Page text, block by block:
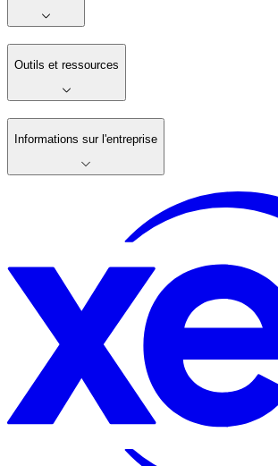
Outils et ressources
Informations sur l'entreprise